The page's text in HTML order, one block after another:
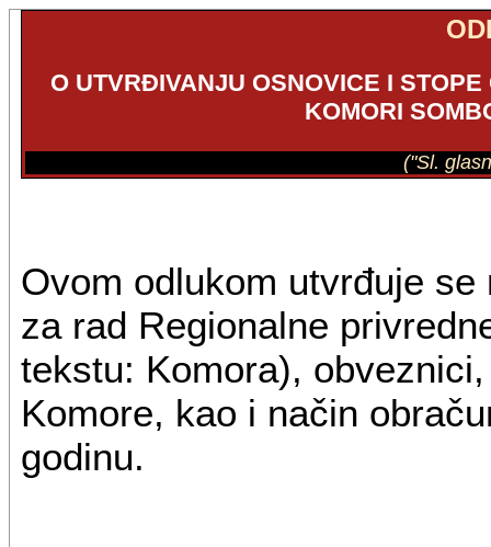
O UTVRĐIVANJU OSNOVICE I
KOMORI
("Sl.
Ovom odlukom utvrđuje
za rad Regionalne
tekstu: Komora),
Komore, kao i način
godinu.